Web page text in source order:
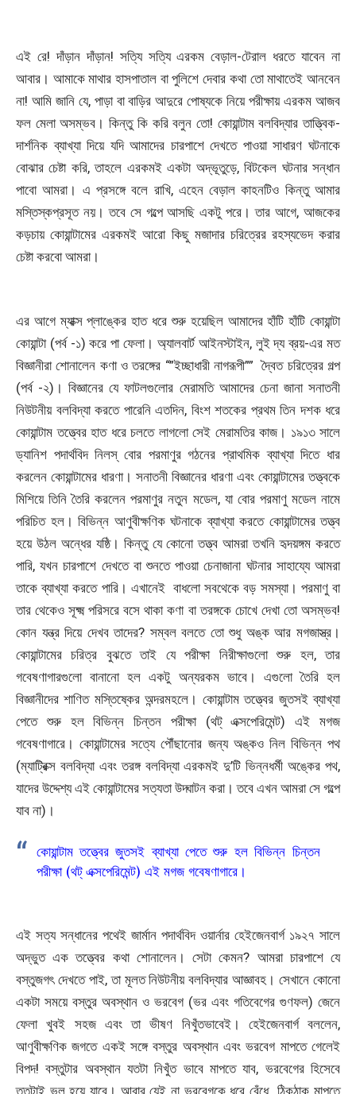
এই রে! দাঁড়ান দাঁড়ান! সত্যি সত্যি এরকম বেড়াল-টেরাল ধরতে যাবেন না
আবার। আমাকে মাথার হাসপাতাল বা পুলিশে দেবার কথা তো মাথাতেই আনবেন
না! আমি জানি যে, পাড়া বা বাড়ির আদুরে পোষ্যকে নিয়ে পরীক্ষায় এরকম আজব
ফল মেলা অসম্ভব। কিন্তু কি করি বলুন তো! কোয়ান্টাম বলবিদ্যার তাত্ত্বিক-
দার্শনিক ব্যাখ্যা দিয়ে যদি আমাদের চারপাশে দেখতে পাওয়া সাধারণ ঘটনাকে
বোঝার চেষ্টা করি, তাহলে এরকমই একটা অদ্ভূতুড়ে, বিটকেল ঘটনার সন্ধান
পাবো আমরা। এ প্রসঙ্গে বলে রাখি, এহেন বেড়াল কাহনটিও কিন্তু আমার
মস্তিস্কপ্রসূত নয়। তবে সে গল্পে আসছি একটু পরে। তার আগে, আজকের
কড়চায় কোয়ান্টামের এরকমই আরো কিছু মজাদার চরিত্রের রহস্যভেদ করার
চেষ্টা করবো আমরা।
এর আগে ম্যাক্স প্লাঙ্কের হাত ধরে শুরু হয়েছিল আমাদের হাঁটি হাঁটি কোয়ান্টা
কোয়ান্টা (পর্ব -১) করে পা ফেলা। অ্যালবার্ট আইনস্টাইন, লুই দ্য ব্রয়-এর মত
বিজ্ঞানীরা শোনালেন কণা ও তরঙ্গের “”ইচ্ছাধারী নাগরূপী”” দ্বৈত চরিত্রের গল্প
(পর্ব -২)। বিজ্ঞানের যে ফাটলগুলোর মেরামতি আমাদের চেনা জানা সনাতনী
নিউটনীয় বলবিদ্যা করতে পারেনি এতদিন, বিংশ শতকের প্রথম তিন দশক ধরে
কোয়ান্টাম তত্ত্বের হাত ধরে চলতে লাগলো সেই মেরামতির কাজ। ১৯১৩ সালে
ড্যানিশ পদার্থবিদ নিলস্ বোর পরমাণুর গঠনের প্রাথমিক ব্যাখ্যা দিতে ধার
করলেন কোয়ান্টামের ধারণা। সনাতনী বিজ্ঞানের ধারণা এবং কোয়ান্টামের তত্ত্বকে
মিশিয়ে তিনি তৈরি করলেন পরমাণুর নতুন মডেল, যা বোর পরমাণু মডেল নামে
পরিচিত হল। বিভিন্ন আণুবীক্ষণিক ঘটনাকে ব্যাখ্যা করতে কোয়ান্টামের তত্ত্ব
হয়ে উঠল অন্ধের যষ্ঠি। কিন্তু যে কোনো তত্ত্ব আমরা তখনি হৃদয়ঙ্গম করতে
পারি, যখন চারপাশে দেখতে বা শুনতে পাওয়া চেনাজানা ঘটনার সাহায্যে আমরা
তাকে ব্যাখ্যা করতে পারি। এখানেই বাধলো সবথেকে বড় সমস্যা। পরমাণু বা
তার থেকেও সূক্ষ্ম পরিসরে বসে থাকা কণা বা তরঙ্গকে চোখে দেখা তো অসম্ভব!
কোন যন্ত্র দিয়ে দেখব তাদের? সম্বল বলতে তো শুধু অঙ্ক আর মগজাস্ত্র।
কোয়ান্টামের চরিত্র বুঝতে তাই যে পরীক্ষা নিরীক্ষাগুলো শুরু হল, তার
গবেষণাগারগুলো বানানো হল একটু অন্যরকম ভাবে। এগুলো তৈরি হল
বিজ্ঞানীদের শাণিত মস্তিষ্কের অন্দরমহলে। কোয়ান্টাম তত্ত্বের জুতসই ব্যাখ্যা
পেতে শুরু হল বিভিন্ন চিন্তন পরীক্ষা (থট্ এক্সপেরিমেন্ট) এই মগজ
গবেষণাগারে। কোয়ান্টামের সত্যে পৌঁছানোর জন্য অঙ্কও নিল বিভিন্ন পথ
(ম্যাট্রিক্স বলবিদ্যা এবং তরঙ্গ বলবিদ্যা এরকমই দু’টি ভিন্নধর্মী অঙ্কের পথ,
যাদের উদ্দেশ্য এই কোয়ান্টামের সত্যতা উদ্ঘাটন করা। তবে এখন আমরা সে গল্পে
যাব না)।
কোয়ান্টাম তত্ত্বের জুতসই ব্যাখ্যা পেতে শুরু হল বিভিন্ন চিন্তন
পরীক্ষা (থট্ এক্সপেরিমেন্ট) এই মগজ গবেষণাগারে।
এই সত্য সন্ধানের পথেই জার্মান পদার্থবিদ ওয়ার্নার হেইজেনবার্গ ১৯২৭ সালে
অদ্ভুত এক তত্ত্বের কথা শোনালেন। সেটা কেমন? আমরা চারপাশে যে
বস্তুজগৎ দেখতে পাই, তা মূলত নিউটনীয় বলবিদ্যার আজ্ঞাবহ। সেখানে কোনো
একটা সময়ে বস্তুর অবস্থান ও ভরবেগ (ভর এবং গতিবেগের গুণফল) জেনে
ফেলা খুবই সহজ এবং তা ভীষণ নিখুঁতভাবেই। হেইজেনবার্গ বললেন,
আণুবীক্ষণিক জগতে একই সঙ্গে বস্তুর অবস্থান এবং ভরবেগ মাপতে গেলেই
বিপদ! বস্তুটার অবস্থান যতটা নিখুঁত ভাবে মাপতে যাব, ভরবেগের হিসেবে
ততটাই ভুল হয়ে যাবে। আবার যেই না ভরবেগকে ধরে বেঁধে ঠিকঠাক মাপতে